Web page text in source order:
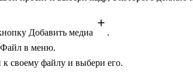
Добавить медиа
.
в меню.
своему файлу и выбери его.